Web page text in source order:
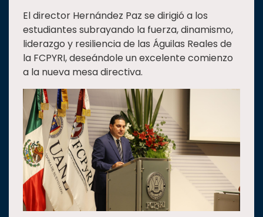
El director Hernández Paz se dirigió a los
estudiantes subrayando la fuerza, dinamismo,
liderazgo y resiliencia de las Águilas Reales de
la FCPYRI, deseándole un excelente comienzo
a la nueva mesa directiva.